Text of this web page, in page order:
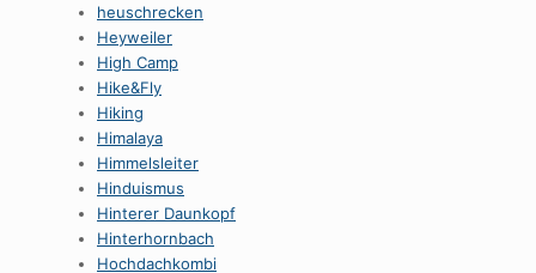
heuschrecken
Heyweiler
High Camp
Hike&Fly
Hiking
Himalaya
Himmelsleiter
Hinduismus
Hinterer Daunkopf
Hinterhornbach
Hochdachkombi